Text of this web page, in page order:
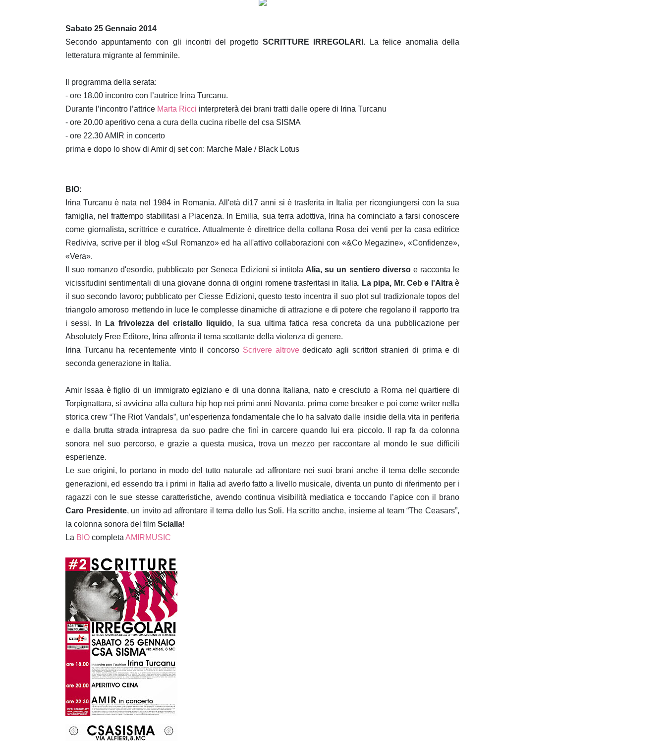
Sabato 25 Gennaio 2014
Secondo appuntamento con gli incontri del progettoSCRITTURE IRREGOLARI . La felice anomalia della
letteratura migrante al femminile.
Il programma della serata:
- ore 18.00 incontro con l’autrice Irina Turcanu.
Durante l’incontro l’attrice Marta Ricci interpreterà dei brani tratti dalle opere di Irina Turcanu
- ore 20.00 aperitivo cena a cura della cucina ribelle del csa SISMA
- ore 22.30 AMIR in concerto
prima e dopo lo show di Amir dj set con: Marche Male / Black Lotus
BIO:
Irina Turcanu è nata nel 1984 in Romania. All'età di17 anni si è trasferita in Italia per ricongiungersi con la sua
famiglia, nel frattempo stabilitasi a Piacenza. In Emilia, sua terra adottiva, Irina ha cominciato a farsi conoscere
come giornalista, scrittrice e curatrice. Attualmente è direttrice della collana Rosa dei venti per la casa editrice
Rediviva, scrive per il blog «Sul Romanzo» ed ha all'attivo collaborazioni con «&Co Megazine», «Confidenze»,
«Vera».
Il suo romanzo d'esordio, pubblicato per Seneca Edizioni si intitola Alia, su un sentiero diversoe racconta le
vicissitudini sentimentali di una giovane donna di origini romene trasferitasi in Italia. La pipa, Mr. Ceb e l'Altraè
il suo secondo lavoro; pubblicato per Ciesse Edizioni, questo testo incentra il suo plot sul tradizionale topos del
triangolo amoroso mettendo in luce le complesse dinamiche di attrazione e di potere che regolano il rapporto tra
i sessi. In
La frivolezza del cristallo liquido, la sua ultima fatica resa concreta da una pubblicazione per
Absolutely Free Editore, Irina affronta il tema scottante della violenza di genere.
Irina Turcanu ha recentemente vinto il concorso Scrivere altrovededicato agli scrittori stranieri di prima e di
seconda generazione in Italia.
Amir Issaa è figlio di un immigrato egiziano e di una donna Italiana, nato e cresciuto a Roma nel quartiere di
Torpignattara, si avvicina alla cultura hip hop nei primi anni Novanta, prima come breaker e poi come writer nella
storica crew “The Riot Vandals”, un’esperienza fondamentale che lo ha salvato dalle insidie della vita in periferia
e dalla brutta strada intrapresa da suo padre che finì in carcere quando lui era piccolo. Il rap fa da colonna
sonora nel suo percorso, e grazie a questa musica, trova un mezzo per raccontare al mondo le sue difficili
esperienze.
Le sue origini, lo portano in modo del tutto naturale ad affrontare nei suoi brani anche il tema delle seconde
generazioni, ed essendo tra i primi in Italia ad averlo fatto a livello musicale, diventa un punto di riferimento per i
ragazzi con le sue stesse caratteristiche, avendo continua visibilità mediatica e toccando l’apice con il brano
Caro Presidente, un invito ad affrontare il tema dello Ius Soli. Ha scritto anche, insieme al team “The Ceasars”,
la colonna sonora del film Scialla!
La BIO completa AMIRMUSIC